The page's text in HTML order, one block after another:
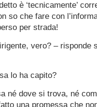
è ‘tecnicamente’
so che fare con
per strada!
vero? – risponde
lo ha capito?
né dove si trova, né
una promessa che